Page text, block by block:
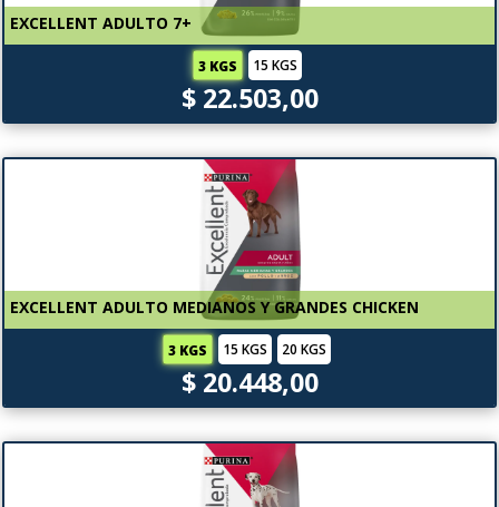
EXCELLENT ADULTO 7+
3 KGS 15 KGS
$ 22.503,00
EXCELLENT ADULTO MEDIANOS Y GRANDES CHICKEN
3 KGS 15 KGS 20 KGS
$ 20.448,00